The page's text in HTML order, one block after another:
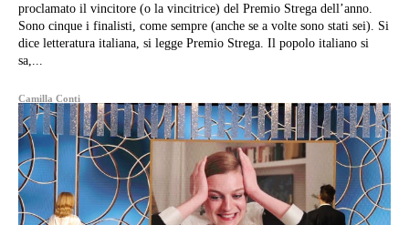
proclamato il vincitore (o la vincitrice) del Premio Strega dell’anno.
Sono cinque i finalisti, come sempre (anche se a volte sono stati sei). Si
dice letteratura italiana, si legge Premio Strega. Il popolo italiano si
sa,...
Camilla Conti